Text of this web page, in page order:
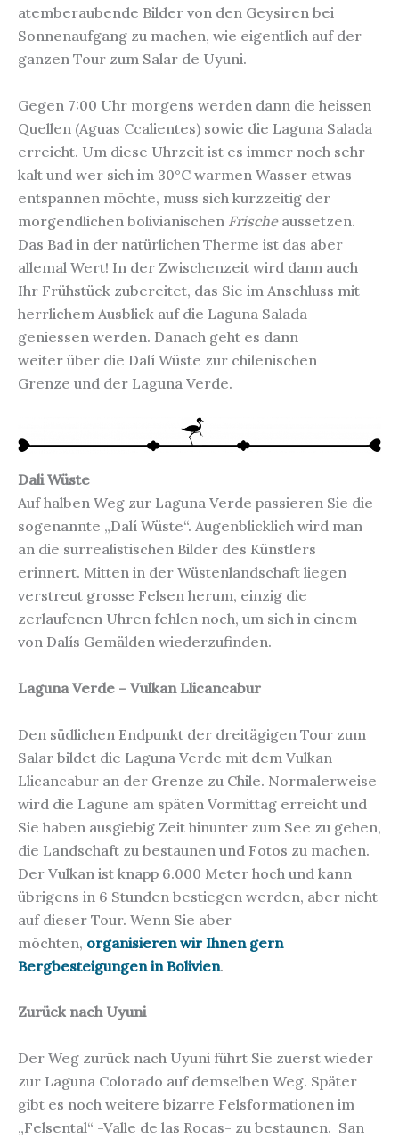
atemberaubende Bilder von den Geysiren bei
Sonnenaufgang zu machen, wie eigentlich auf der
ganzen Tour zum Salar de Uyuni.
Gegen 7:00 Uhr morgens werden dann die heissen
Quellen (Aguas Ccalientes) sowie die Laguna Salada
erreicht. Um diese Uhrzeit ist es immer noch sehr
kalt und wer sich im 30°C warmen Wasser etwas
entspannen möchte, muss sich kurzzeitig der
morgendlichen bolivianischen Frischeaussetzen.
Das Bad in der natürlichen Therme ist das aber
allemal Wert! In der Zwischenzeit wird dann auch
Ihr Frühstück zubereitet, das Sie im Anschluss mit
herrlichem Ausblick auf die Laguna Salada
geniessen werden. Danach geht es dann
weiter über die Dalí Wüste zur chilenischen
Grenze und der Laguna Verde.
Dali Wüste
Auf halben Weg zur Laguna Verde passieren Sie die
sogenannte „Dalí Wüste“. Augenblicklich wird man
an die surrealistischen Bilder des Künstlers
erinnert. Mitten in der Wüstenlandschaft liegen
verstreut grosse Felsen herum, einzig die
zerlaufenen Uhren fehlen noch, um sich in einem
von Dalís Gemälden wiederzufinden.
Laguna Verde – Vulkan Llicancabur
Den südlichen Endpunkt der dreitägigen Tour zum
Salar bildet die Laguna Verde mit dem Vulkan
Llicancabur an der Grenze zu Chile. Normalerweise
wird die Lagune am späten Vormittag erreicht und
Sie haben ausgiebig Zeit hinunter zum See zu gehen,
die Landschaft zu bestaunen und Fotos zu machen.
Der Vulkan ist knapp 6.000 Meter hoch und kann
übrigens in 6 Stunden bestiegen werden, aber nicht
auf dieser Tour. Wenn Sie aber
möchten, organisieren wir Ihnen gern
Bergbesteigungen in Bolivien.
Zurück nach Uyuni
Der Weg zurück nach Uyuni führt Sie zuerst wieder
zur Laguna Colorado auf demselben Weg. Später
gibt es noch weitere bizarre Felsformationen im
„Felsental“ -Valle de las Rocas- zu bestaunen. San